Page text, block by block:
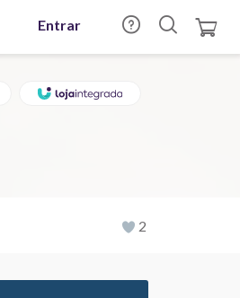
Entrar
2